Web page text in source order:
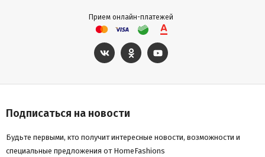
Прием онлайн-платежей
Подписаться на новости
Будьте первыми, кто получит интересные новости, возможности и
специальные предложения от HomeFashions